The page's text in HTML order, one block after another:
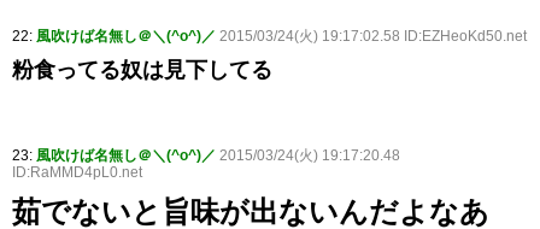
22: 風吹けば名無し＠＼(^o^)／ 2015/03/24(火) 19:17:02.58 ID:EZHeoKd50.net
粉食ってる奴は見下してる
23: 風吹けば名無し＠＼(^o^)／ 2015/03/24(火) 19:17:20.48
ID:RaMMD4pL0.net
茹でないと旨味が出ないんだよなあ